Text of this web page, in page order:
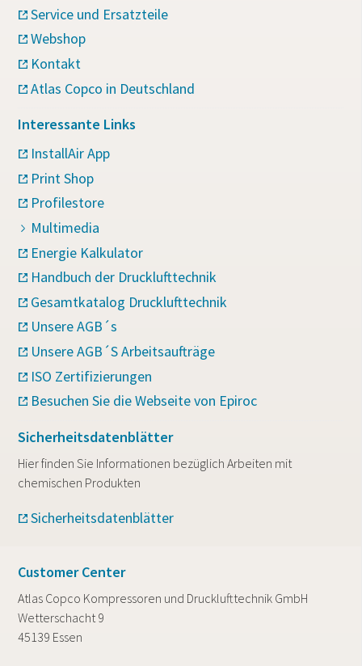
Service und Ersatzteile
Webshop
Kontakt
Atlas Copco in Deutschland
Interessante Links
InstallAir App
Print Shop
Profilestore
Multimedia
Energie Kalkulator
Handbuch der Drucklufttechnik
Gesamtkatalog Drucklufttechnik
Unsere AGB´s
Unsere AGB´S Arbeitsaufträge
ISO Zertifizierungen
Besuchen Sie die Webseite von Epiroc
Sicherheitsdatenblätter
Hier finden Sie Informationen bezüglich Arbeiten mit
chemischen Produkten
Sicherheitsdatenblätter
Customer Center
Atlas Copco Kompressoren und Drucklufttechnik GmbH
Wetterschacht 9
45139 Essen